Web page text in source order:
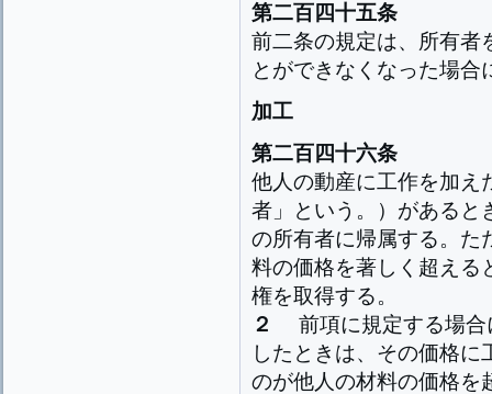
第二百四十五条
前二条の規定は、所有者
とができなくなった場合
加工
第二百四十六条
他人の動産に工作を加え
者」という。）があると
の所有者に帰属する。た
料の価格を著しく超える
権を取得する。
２
前項に規定する場合
したときは、その価格
のが他人の材料の価格を